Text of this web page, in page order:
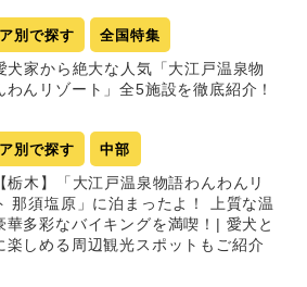
別で探す 全国特集
犬家から絶大な人気「大江戸温泉物
わんリゾート」全5施設を徹底紹介！
別で探す 中部
栃木】「大江戸温泉物語わんわんリ
那須塩原」に泊まったよ！ 上質な温
華多彩なバイキングを満喫！| 愛犬と
楽しめる周辺観光スポットもご紹介